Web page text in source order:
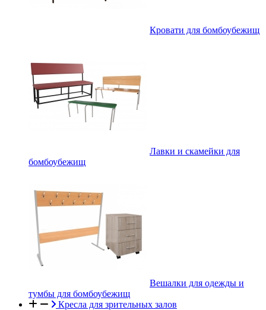
Кровати для бомбоубежищ
Лавки и скамейки для
бомбоубежищ
Вешалки для одежды и
тумбы для бомбоубежищ
Кресла для зрительных залов